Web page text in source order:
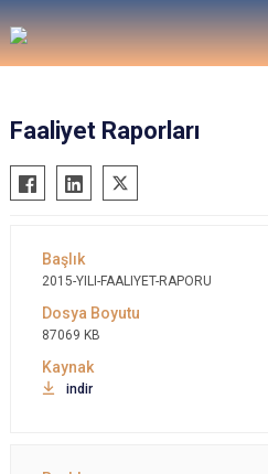
Faaliyet Raporları
2015-YILI-FAALIYET-RAPORU
87069 KB
indir